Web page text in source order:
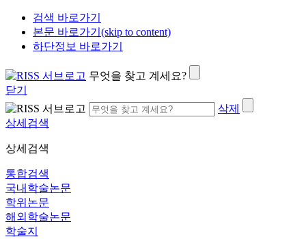
검색 바로가기
본문 바로가기(skip to content)
하단정보 바로가기
무엇을 찾고 계세요?
닫기
삭제
상세검색
상세검색
통합검색
국내학술논문
학위논문
해외학술논문
학술지